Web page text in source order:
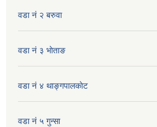
वडा नं २ बरुवा
वडा नं ३ भाेताङ
वडा नं ४ थाङ्गपालकाेट
वडा नं ५ गुन्सा